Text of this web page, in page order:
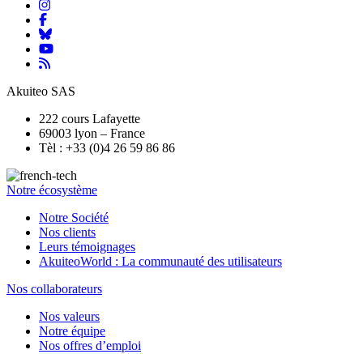
Akuiteo SAS
222 cours Lafayette
69003 lyon – France
Tèl : +33 (0)4 26 59 86 86
Notre écosystème
Notre Société
Nos clients
Leurs témoignages
AkuiteoWorld : La communauté des utilisateurs
Nos collaborateurs
Nos valeurs
Notre équipe
Nos offres d’emploi